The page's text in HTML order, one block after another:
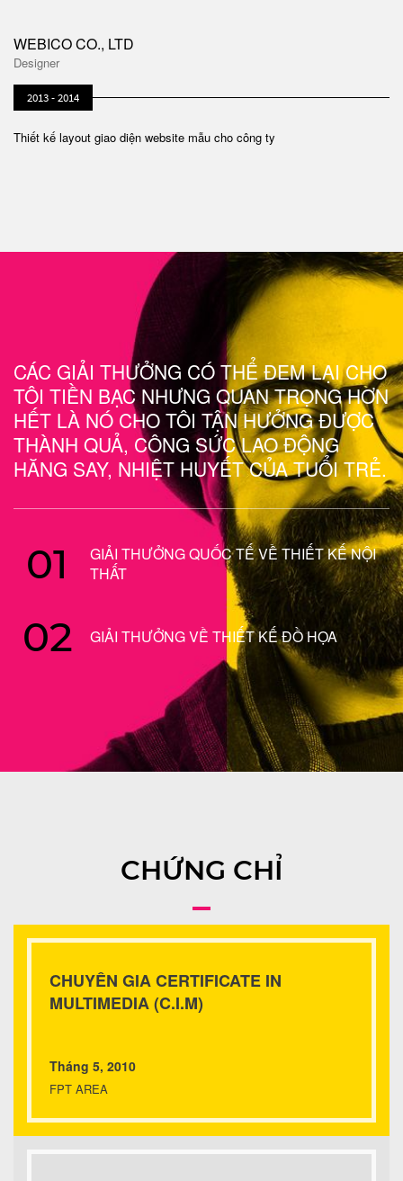
WEBICO CO., LTD
Designer
2013 - 2014
Thiết kế layout giao diện website mẫu cho công ty
CÁC GIẢI THƯỞNG CÓ THỂ ĐEM LẠI CHO
TÔI TIỀN BẠC NHƯNG QUAN TRỌNG HƠN
HẾT LÀ NÓ CHO TÔI TẬN HƯỞNG ĐƯỢC
THÀNH QUẢ, CÔNG SỨC LAO ĐỘNG
HĂNG SAY, NHIỆT HUYẾT CỦA TUỔI TRẺ.
01
GIẢI THƯỞNG QUỐC TẾ VỀ THIẾT KẾ NỘI
THẤT
02 GIẢI THƯỞNG VỀ THIẾT KẾ ĐỒ HỌA
CHỨNG CHỈ
CHUYÊN GIA CERTIFICATE IN
MULTIMEDIA (C.I.M)
Tháng 5, 2010
FPT AREA